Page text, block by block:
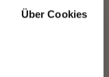
Über Cookies